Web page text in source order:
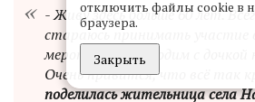
- Живу здесь больше 60 лет.
стараюсь принимать участие в
мероприятиях. Ходим с дочкой
Очень нравится, что всё так
поделилась жительница села
отключить файлы cookie в
браузера.
Закрыть